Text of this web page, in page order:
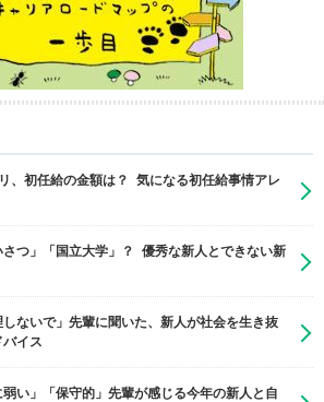
、初任給の金額は？ 気になる初任給事情アレ
さつ」「国立大学」？ 優秀な新人とできない新
しないで」先輩に聞いた、新人が社会を生き抜
バイス
弱い」「保守的」先輩が感じる今年の新人と自